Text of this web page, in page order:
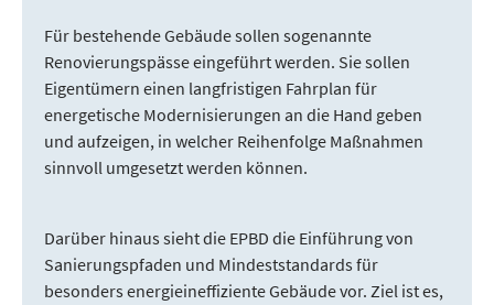
Für bestehende Gebäude sollen sogenannte
Renovierungspässe eingeführt werden. Sie sollen
Eigentümern einen langfristigen Fahrplan für
energetische Modernisierungen an die Hand geben
und aufzeigen, in welcher Reihenfolge Maßnahmen
sinnvoll umgesetzt werden können.
Darüber hinaus sieht die EPBD die Einführung von
Sanierungspfaden und Mindeststandards für
besonders energieineffiziente Gebäude vor. Ziel ist es,